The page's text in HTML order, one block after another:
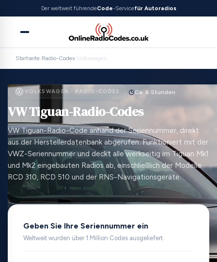
Der weltweit führendeCode-Servicefür Autoradios
Startseite›Radio-Codes›Volkswagen
VOLKSWAGEN · RADIO-CODES Ca. 6 Stunden
VW Tiguan-Radio-Codes
VW Tiguan-Radio-Code anhand der Seriennummer, direkt
aus der Herstellerdatenbank abgerufen. Funktioniert mit der
VWZ-Seriennummer und deckt alle werkseitig im Tiguan Mk1
und Mk2 eingebauten Radios ab, einschließlich der Modelle
RCD 310, RCD 510 und der RNS-Navigationsgeräte.
Geben Sie Ihre Seriennummer ein
Weltweit wurden über 1 Million Codes ausgeliefert.